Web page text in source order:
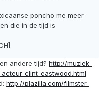
poncho me meer
die in de tijd is
andere tijd? http://muziek-
clint-eastwood.html
http://plazilla.com/filmster-